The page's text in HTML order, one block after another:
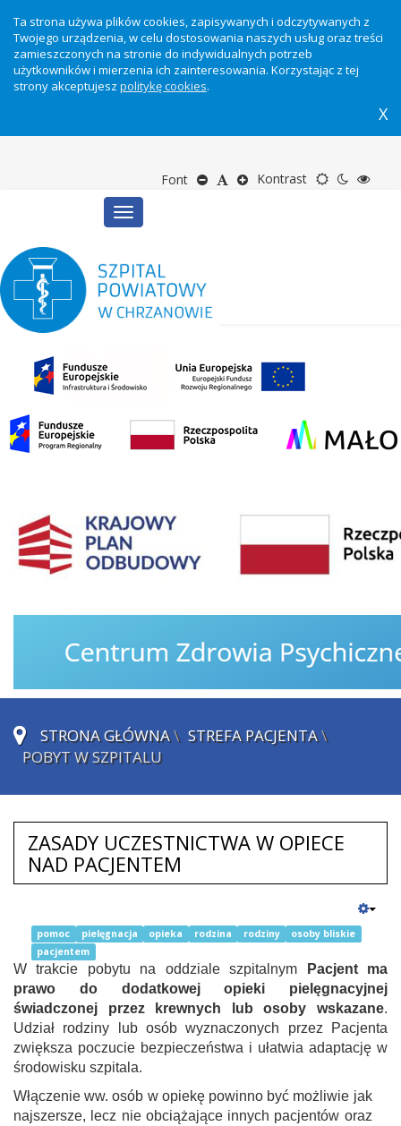
Ta strona używa plików cookies, zapisywanych i odczytywanych z
Twojego urządzenia, w celu dostosowania naszych usług oraz treści
zamieszczonych na stronie do indywidualnych potrzeb
użytkowników i mierzenia ich zainteresowania. Korzystając z tej
strony akceptujesz politykę cookies.
X
Kontrast Motyw
TrybTryb
Font ZmniejszDomyślny
Zwiększ
Toggle
navigation
STRONA GŁÓWNA\ STREFA PACJENTA\
POBYT W SZPITALU
ZASADY UCZESTNICTWA W OPIECE
NAD PACJENTEM
pomoc pielęgnacja opieka rodzina rodziny
osoby bliskie
pacjentem
W trakcie pobytu na oddziale szpitalnym
Pacjent ma
prawo do dodatkowej opieki pielęgnacyjnej
świadczonej przez krewnych lub osoby wskazane.
Udział rodziny lub osób wyznaczonych przez Pacjenta
zwiększa poczucie bezpieczeństwa i ułatwia adaptację w
środowisku szpitala.
Włączenie ww. osób w opiekę powinno być możliwie jak
najszersze, lecz nie obciążające innych pacjentów oraz